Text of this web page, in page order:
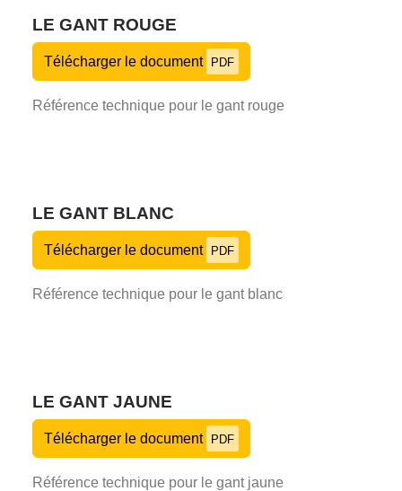
LE GANT ROUGE
Télécharger le document PDF
Référence technique pour le gant rouge
LE GANT BLANC
Télécharger le document PDF
Référence technique pour le gant blanc
LE GANT JAUNE
Télécharger le document PDF
Référence technique pour le gant jaune